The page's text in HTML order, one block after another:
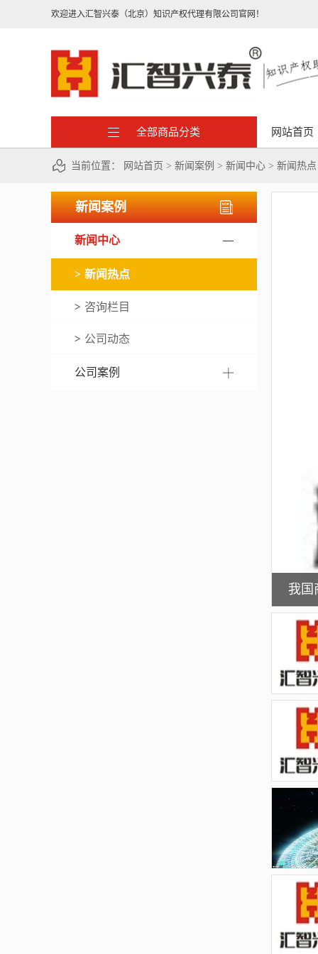
欢迎进入汇智兴泰（北京）知识产权代理有限公司官网！
全部商品分类 网站首页
当前位置： 网站首页 > 新闻案例 > 新闻中心 > 新闻热点
新闻案例
新闻中心
新闻热点
咨询栏目
公司动态
公司案例
我国